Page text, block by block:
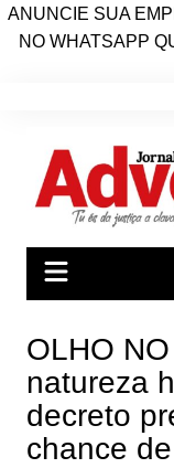
ANUNCIE SUA
NO WHATSAPP
conteúdo
OLHO
natureza
decreto
chance